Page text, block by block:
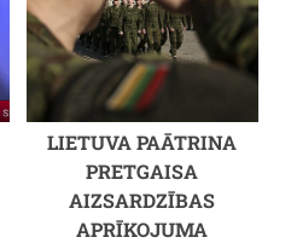
LIETUVA PAĀTRINA
PRETGAISA
AIZSARDZĪBAS
APRĪKOJUMA